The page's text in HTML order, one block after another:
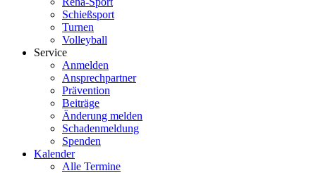
Schießsport
Turnen
Volleyball
Service
Anmelden
Ansprechpartner
Prävention
Beiträge
Änderung melden
Schadenmeldung
Spenden
Kalender
Alle Termine